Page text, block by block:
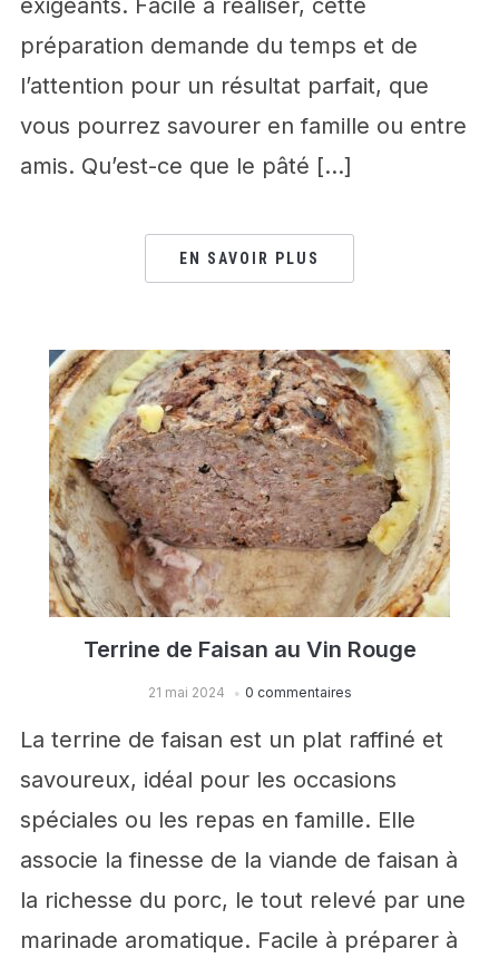
exigeants. Facile à réaliser, cette
préparation demande du temps et de
l’attention pour un résultat parfait, que
vous pourrez savourer en famille ou entre
amis. Qu’est-ce que le pâté […]
EN SAVOIR PLUS
Terrine de Faisan au Vin Rouge
21 mai 2024 0 commentaires
La terrine de faisan est un plat raffiné et
savoureux, idéal pour les occasions
spéciales ou les repas en famille. Elle
associe la finesse de la viande de faisan à
la richesse du porc, le tout relevé par une
marinade aromatique. Facile à préparer à